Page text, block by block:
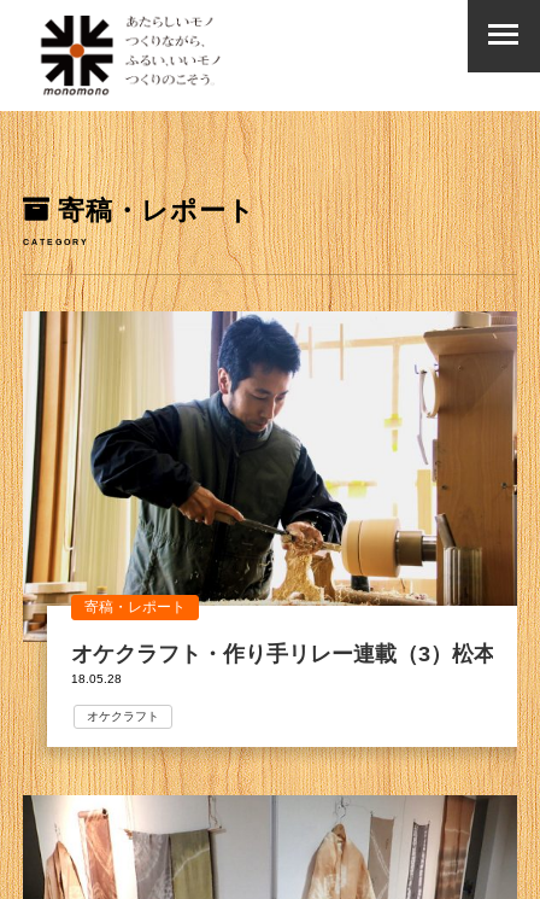
寄稿・レポート
CATEGORY
寄稿・レポート
オケクラフト・作り手リレー連載（3）松本佳悟
18.05.28
オケクラフト